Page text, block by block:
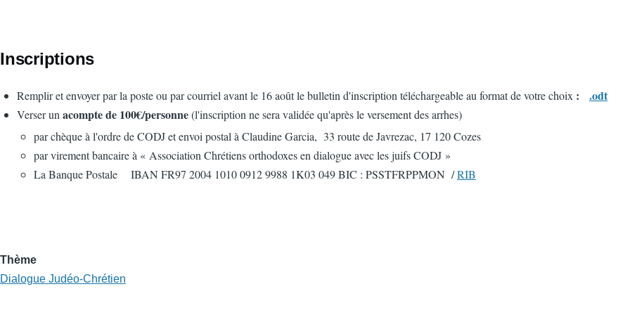
Inscriptions
Remplir et envoyer par la poste ou par courriel avant le 16 août le bulletin d'inscription téléchargeable au format de votre choix : .odt
Verser unacompte de 100€/personne(l'inscription ne sera validée qu'après le versement des arrhes)
par chèque à l'ordre de CODJ et envoi postal à Claudine Garcia, 33 route de Javrezac, 17 120 Cozes
par virement bancaire à « Association Chrétiens orthodoxes en dialogue avec les juifs CODJ »
La Banque Postale IBAN FR97 2004 1010 0912 9988 1K03 049 BIC : PSSTFRPPMON /RIB
Thème
Dialogue Judéo-Chrétien